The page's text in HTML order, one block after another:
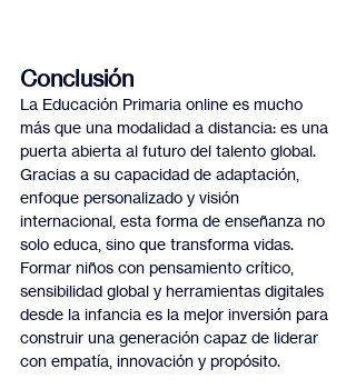
Conclusión
La Educación Primaria online es mucho
más que una modalidad a distancia: es una
puerta abierta al futuro del talento global.
Gracias a su capacidad de adaptación,
enfoque personalizado y visión
internacional, esta forma de enseñanza no
solo educa, sino que transforma vidas.
Formar niños con pensamiento crítico,
sensibilidad global y herramientas digitales
desde la infancia es la mejor inversión para
construir una generación capaz de liderar
con empatía, innovación y propósito.